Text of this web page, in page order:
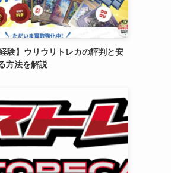
験】ウリウリトレカの評判と安
方法を解説